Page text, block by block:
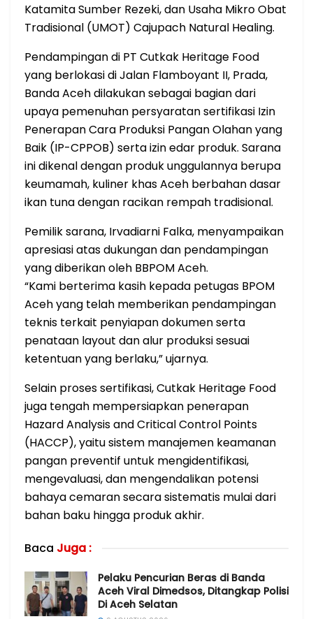
Katamita Sumber Rezeki, dan Usaha Mikro Obat
Tradisional (UMOT) Cajupach Natural Healing.
Pendampingan di PT Cutkak Heritage Food
yang berlokasi di Jalan Flamboyant II, Prada,
Banda Aceh dilakukan sebagai bagian dari
upaya pemenuhan persyaratan sertifikasi Izin
Penerapan Cara Produksi Pangan Olahan yang
Baik (IP-CPPOB) serta izin edar produk. Sarana
ini dikenal dengan produk unggulannya berupa
keumamah, kuliner khas Aceh berbahan dasar
ikan tuna dengan racikan rempah tradisional.
Pemilik sarana, Irvadiarni Falka, menyampaikan
apresiasi atas dukungan dan pendampingan
yang diberikan oleh BBPOM Aceh.
“Kami berterima kasih kepada petugas BPOM
Aceh yang telah memberikan pendampingan
teknis terkait penyiapan dokumen serta
penataan layout dan alur produksi sesuai
ketentuan yang berlaku,” ujarnya.
Selain proses sertifikasi, Cutkak Heritage Food
juga tengah mempersiapkan penerapan
Hazard Analysis and Critical Control Points
(HACCP), yaitu sistem manajemen keamanan
pangan preventif untuk mengidentifikasi,
mengevaluasi, dan mengendalikan potensi
bahaya cemaran secara sistematis mulai dari
bahan baku hingga produk akhir.
Baca Juga :
Pelaku Pencurian Beras di Banda
Aceh Viral Dimedsos, Ditangkap Polisi
Di Aceh Selatan